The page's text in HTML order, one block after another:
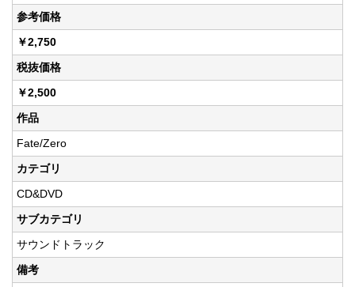
参考価格
￥2,750
税抜価格
￥2,500
作品
Fate/Zero
カテゴリ
CD&DVD
サブカテゴリ
サウンドトラック
備考